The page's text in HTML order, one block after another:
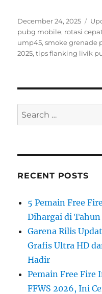
Posted
on
December 24, 2025
pubg mobile, rotasi
ump45,smoke grenade
2025,tips flanking livik
Search
for:
RECENT POSTS
5 Pemain Free
Dihargai di
Garena Rilis
Grafis Ultra HD
Hadir
Pemain Free Fire
FFWS 2026, Ini